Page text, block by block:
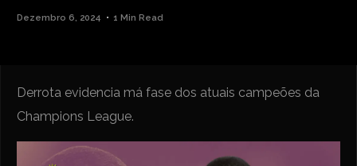
Dezembro 6, 2024 1 Min Read
Derrota evidencia má fase dos atuais campeões da
Champions League.